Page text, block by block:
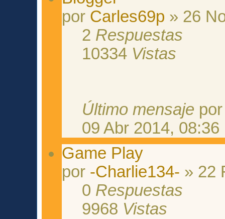
por Carles69p » 26
2 Respuestas
10334 Vistas
Último mensaje
09 Abr 2014, 08:36
Game Play
por -Charlie134- » 22
0 Respuestas
9968 Vistas